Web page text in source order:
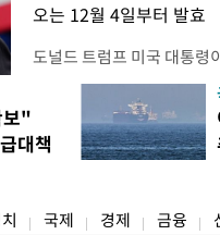
오는 12월 4일부터 발효
도널드 트럼프 미국 대통령
콘 산업과 공급망을 보호
대통령은 6일(현지 시간)
품 수입에 최저 수입가격제
15%의 종가 관세를 부과
러
보"
대책
국제 경제 금융